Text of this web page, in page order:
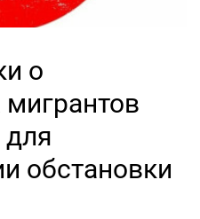
о
мигрантов
обстановки